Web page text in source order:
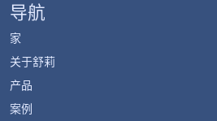
导航
家
关于舒莉
产品
案例